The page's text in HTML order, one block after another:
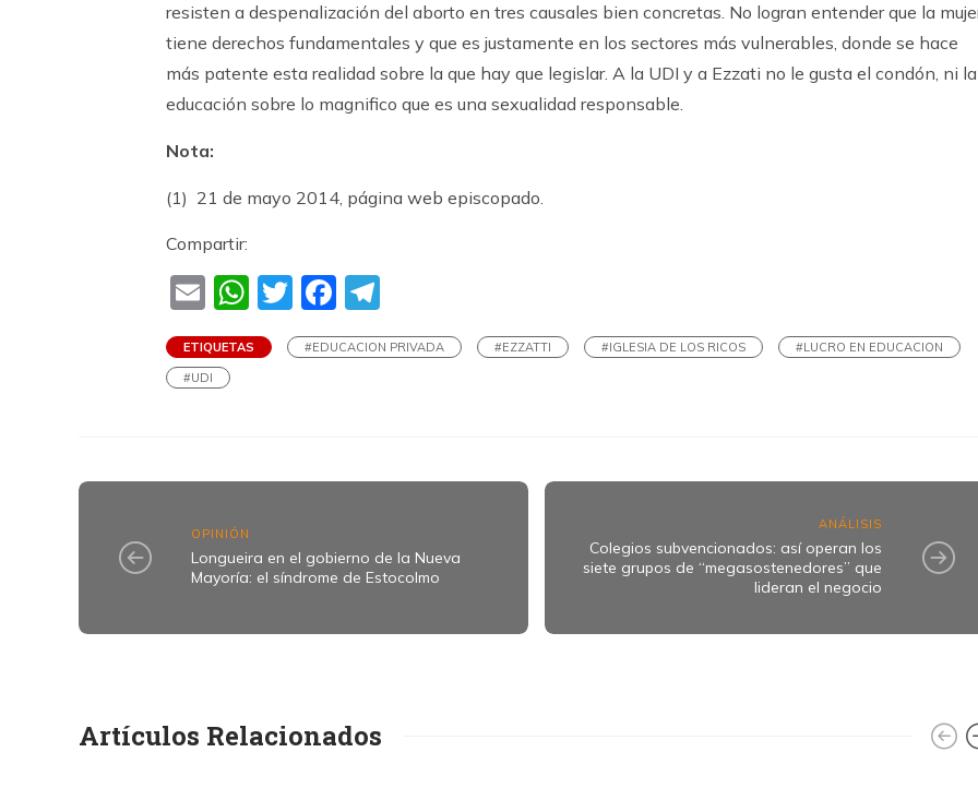
resisten a despenalización del aborto en tres causales bien concretas. No logran entender que la
tiene derechos fundamentales y que es justamente en los sectores más vulnerables, donde se hace
más patente esta realidad sobre la que hay que legislar. A la UDI y a Ezzati no le gusta el condón, ni la
educación sobre lo magnifico que es una sexualidad responsable.
Nota:
(1) 21 de mayo 2014, página web episcopado.
Compartir:
EmailWhatsApp
TwitterFacebook
ETIQUETAS #EDUCACION PRIVADA #EZZATTI #IGLESIA DE LOS RICOS
#LUCRO EN EDUCACION
#UDI
OPINIÓN
Longueira en el gobierno de la Nueva
Mayoría: el síndrome de Estocolmo
ANÁLISIS
Colegios subvencionados: así operan los
siete grupos de “megasostenedores” que
lideran el negocio
Artículos Relacionados